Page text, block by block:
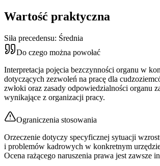
Wartość praktyczna
Siła precedensu: Średnia
Do czego można powołać
Interpretacja pojęcia bezczynności organu w
dotyczących zezwoleń na pracę dla
zwłoki oraz zasady odpowiedzialności organu
wynikające z organizacji pracy.
Ograniczenia stosowania
Orzeczenie dotyczy specyficznej sytuacji
i problemów kadrowych w konkretnym
Ocena rażącego naruszenia prawa jest zawsze